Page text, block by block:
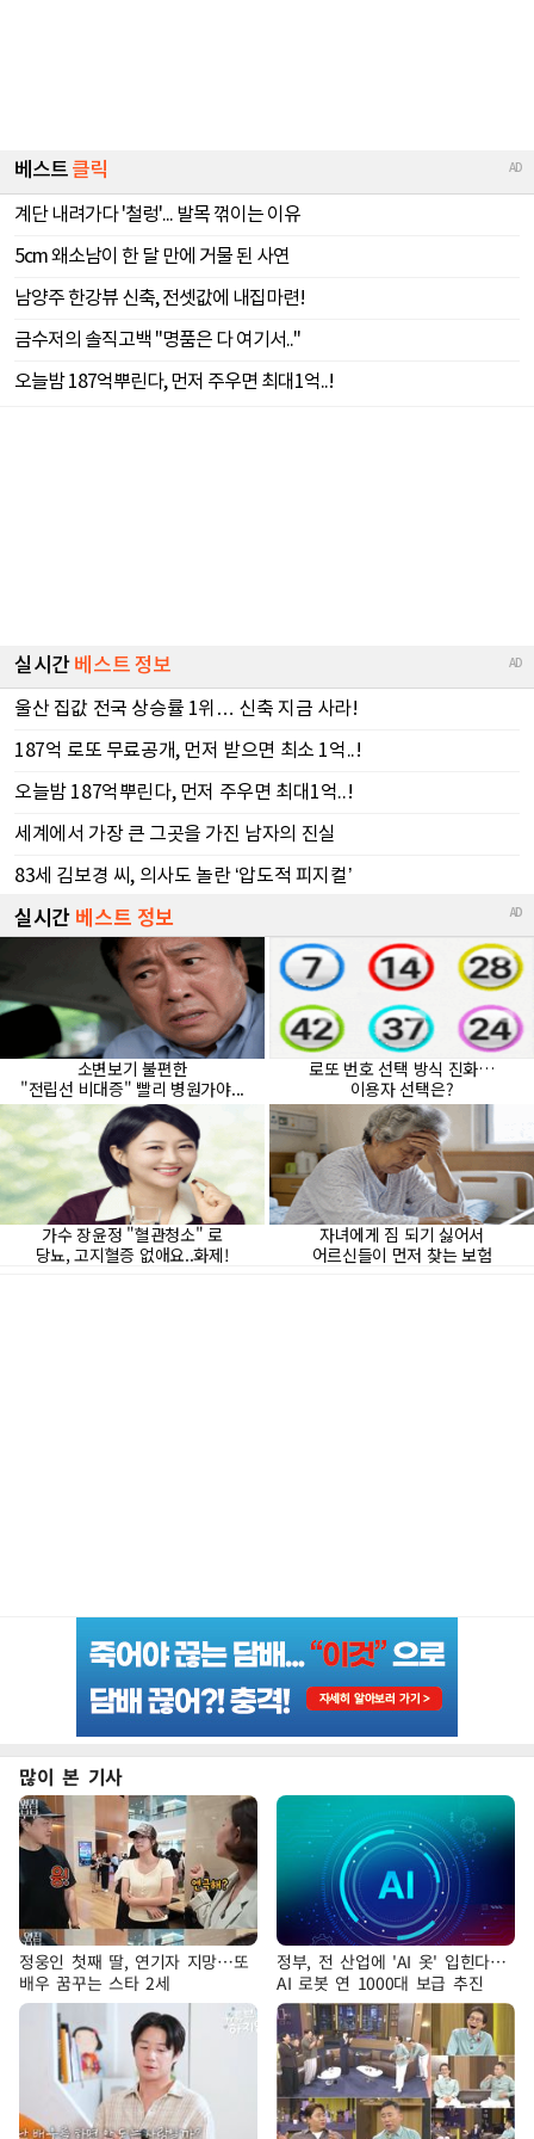
많이 본 기사
정웅인 첫째 딸, 연기자 지망…또
배우 꿈꾸는 스타 2세
정부, 전 산업에 'AI 옷' 입힌다…
AI 로봇 연 1000대 보급 추진